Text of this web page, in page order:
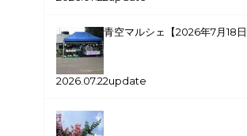
青空マルシェ【2026年7月18日
2026.07.22update